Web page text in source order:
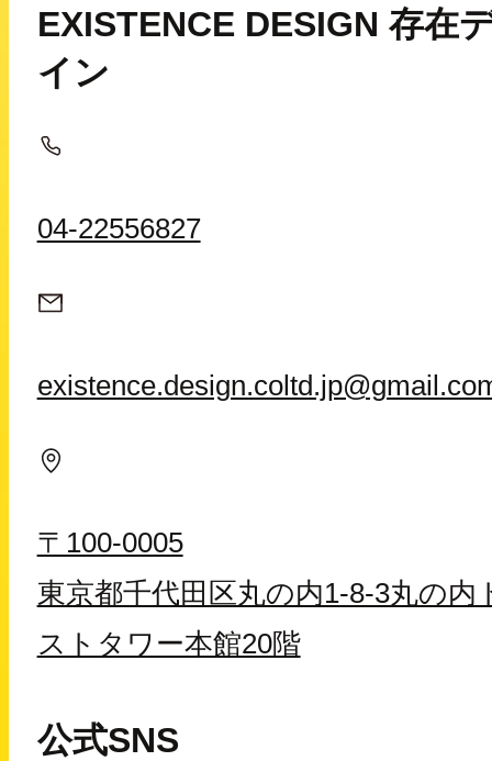
EXISTENCE DESIGN 存在
イン
04-22556827
〒100-0005
東京都千代田区丸の内1-8-3丸の内
ストタワー本館20階
公式SNS